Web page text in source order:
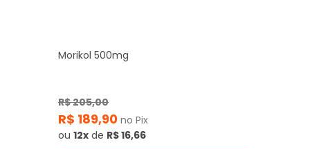
Morikol 500mg
R$ 205,00
R$ 189,90 no Pix
ou 12x de R$ 16,66